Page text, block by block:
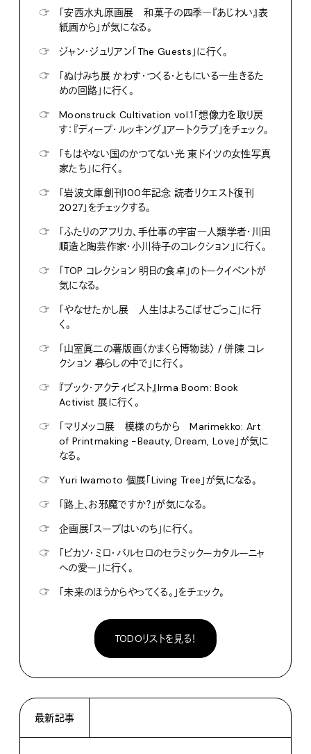
☞
「安西水丸原画展 和菓子の四季―『あじわい』表
紙画から」が気になる。
☞
ジャン・ジュリアン「The Guests」に行く。
☞
「ぬけみち展 かわす・つくる・ともにいる―生きるた
めの回路」に行く。
☞
Moonstruck Cultivation vol.1「想像力を取り戻
す：『ディープ・ルッキング』アートクラブ」をチェック。
☞
「もはやない国のかつてない光 東ドイツの女性写真
家たち」に行く。
☞
「岩波文庫創刊100年記念 読者リクエスト復刊
2027」をチェックする。
☞
「ふたりのアフリカ、手仕事の宇宙―人類学者・川田
順造と陶芸作家・小川待子のコレクション」に行く。
☞
「TOP コレクション 明日の食卓」のトークイベントが
気になる。
☞
「やなせたかし展 人生はよろこばせごっこ」に行
く。
☞
「山室眞二の薯版画〈かまくら博物誌〉 / 併陳 コレ
クション 暮らしの中で」に行く。
☞
『ブック・アクティビスト』Irma Boom: Book
Activist 展に行く。
☞
「マリメッコ展 模様のちから Marimekko: Art
of Printmaking -Beauty, Dream, Love」が気に
なる。
☞
Yuri Iwamoto 個展「Living Tree」が気になる。
☞
「路上、お邪魔ですか？」が気になる。
☞
企画展「スープはいのち」に行く。
☞
「ピカソ・ミロ・バルセロのセラミックーカタルーニャ
への愛ー」に行く。
☞
「未来のほうからやってくる。」をチェック。
TODOリストを見る！
最新記事